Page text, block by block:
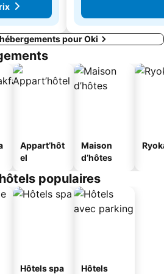
pour Oki
Appart’hôt
el
Maison
d’hôtes
populaires
Hôtels spa
Hôtels